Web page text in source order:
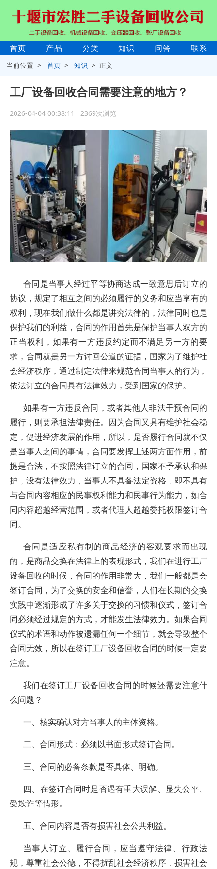
首页 产品 分类 知识 问答 联系
当前位置 >首页 >知识 > 正文
工厂设备回收合同需要注意的地方？
2026-04-04 00:38:11 2369次浏览
合同是当事人经过平等协商达成一致意思后订立的
协议，规定了相互之间的必须履行的义务和应当享有的
权利，现在我们做什么都是讲究法律的，法律同时也是
保护我们的利益，合同的作用首先是保护当事人双方的
正当权利，如果有一方违反约定而不满足另一方的要
求，合同就是另一方讨回公道的证据，国家为了维护社
会经济秩序，通过制定法律来规范合同当事人的行为，
依法订立的合同具有法律效力，受到国家的保护。
如果有一方违反合同，或者其他人非法干预合同的
履行，则要承担法律责任。因为合同又具有维护社会稳
定，促进经济发展的作用，所以，是否履行合同就不仅
是当事人之间的事情，合同要发挥上述两方面作用，前
提是合法，不按照法律订立的合同，国家不予承认和保
护，没有法律效力，当事人不具备法定资格，即不具有
与合同内容相应的民事权利能力和民事行为能力，如合
同内容超越经营范围，或者代理人超越委托权限签订合
同。
合同是适应私有制的商品经济的客观要求而出现
的，是商品交换在法律上的表现形式，我们在进行工厂
设备回收的时候，合同的作用非常大，我们一般都是会
签订合同，为了交换的安全和信誉，人们在长期的交换
实践中逐渐形成了许多关于交换的习惯和仪式，签订合
同必须经过规定的方式，才能发生法律效力。如果合同
仪式的术语和动作被遗漏任何一个细节，就会导致整个
合同无效，所以在签订工厂设备回收合同的时候一定要
注意。
我们在签订工厂设备回收合同的时候还需要注意什
么问题？
一、核实确认对方当事人的主体资格。
二、合同形式：必须以书面形式签订合同。
三、合同的必备条款是否具体、明确。
四、在签订合同时是否遇有重大误解、显失公平、
受欺诈等情形。
五、合同内容是否有损害社会公共利益。
当事人订立、履行合同，应当遵守法律、行政法
规，尊重社会公德，不得扰乱社会经济秩序，损害社会